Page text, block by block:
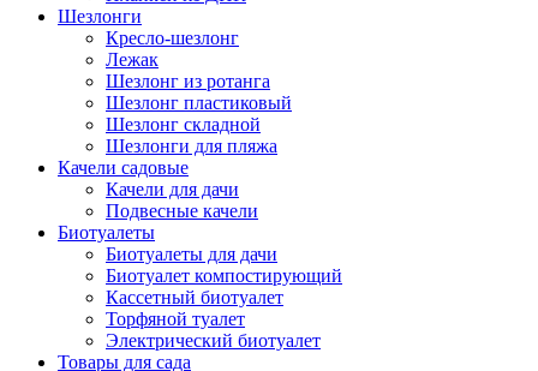
Шезлонги
Кресло-шезлонг
Лежак
Шезлонг из ротанга
Шезлонг пластиковый
Шезлонг складной
Шезлонги для пляжа
Качели садовые
Качели для дачи
Подвесные качели
Биотуалеты
Биотуалеты для дачи
Биотуалет компостирующий
Кассетный биотуалет
Торфяной туалет
Электрический биотуалет
Товары для сада